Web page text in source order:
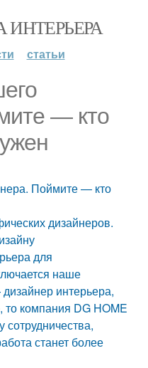
статьи
— кто
Поймите — кто
дизайнеров.
для
наше
интерьера,
то компания DG HOME
сотрудничества,
станет более